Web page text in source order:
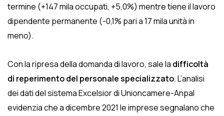
termine (+147 mila occupati, +5,0%) mentre tiene il lavoro
dipendente permanente (-0,1% pari a 17 mila unità in
meno).
Con la ripresa della domanda di lavoro, sale la difficoltà
di reperimento del personale specializzato. L’analisi
dei dati del sistema Excelsior di Unioncamere-Anpal
evidenzia che a dicembre 2021 le imprese segnalano che